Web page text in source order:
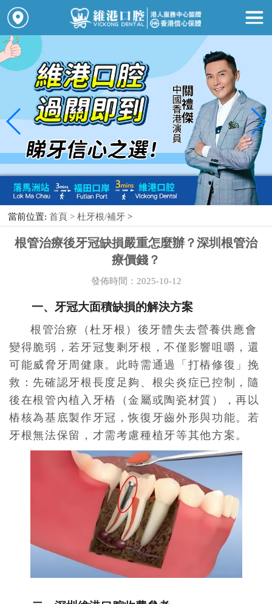
當前位置: 首頁 >杜牙根/補牙 >
根管治療後牙冠缺損嚴重怎麼辦？深圳根管治
療價錢？
發佈時間：2025-10-12
一、牙冠大面積缺損的解決方案
根管治療（杜牙根）後牙體失去營養供應會
變得脆弱，若牙冠隻剩牙根，不僅影響咀嚼，還
可能威脅牙周健康。此時需通過「打樁修復」挽
救：先確認牙根長度足夠、根尖炎症已控制，隨
後在根管內植入牙樁（金屬或陶瓷材質），再以
樁核為基底製作牙冠，恢復牙齒外形與功能。若
牙根無法保留，才需考慮種植牙等其他方案。